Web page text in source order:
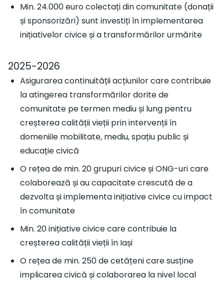
Min. 24.000 euro colectați din comunitate (donații
și sponsorizări) sunt investiți în implementarea
inițiativelor civice și a transformărilor urmărite
2025-2026
Asigurarea continuității acțiunilor care contribuie
la atingerea transformărilor dorite de
comunitate pe termen mediu și lung pentru
creșterea calității vieții prin intervenții în
domeniile mobilitate, mediu, spațiu public și
educație civică
O rețea de min. 20 grupuri civice și ONG-uri care
colaborează și au capacitate crescută de a
dezvolta și implementa inițiative civice cu impact
în comunitate
Min. 20 inițiative civice care contribuie la
creșterea calității vieții în Iași
O rețea de min. 250 de cetățeni care susține
implicarea civică și colaborarea la nivel local